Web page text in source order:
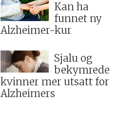
Kan ha
funnet ny
Alzheimer-kur
Sjalu og
bekymrede
kvinner mer utsatt for
Alzheimers